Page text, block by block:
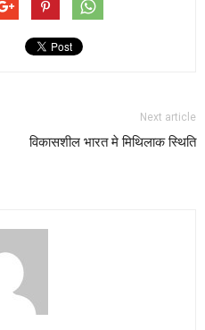
Next article
विकासशील भारत मे मिथिलाक स्थिति